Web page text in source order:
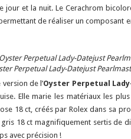
jour et la nuit. Le Cerachrom
de réaliser un composant
Perpetual Lady-Datejust
de l’Oyster Perpetual
Elle marie les matériaux les
18 ct, créés par Rolex dans sa
18 ct magnifiquement sertis de
avec précision !